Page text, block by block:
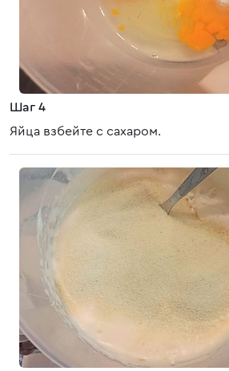
Шаг 4
Яйца взбейте с сахаром.